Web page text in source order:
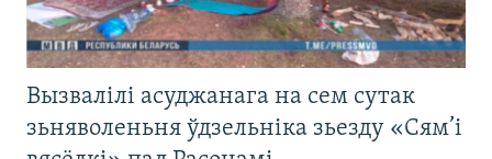
Вызвалілі асуджанага на сем сутак
зьняволеньня ўдзельніка зьезду «Сям’і